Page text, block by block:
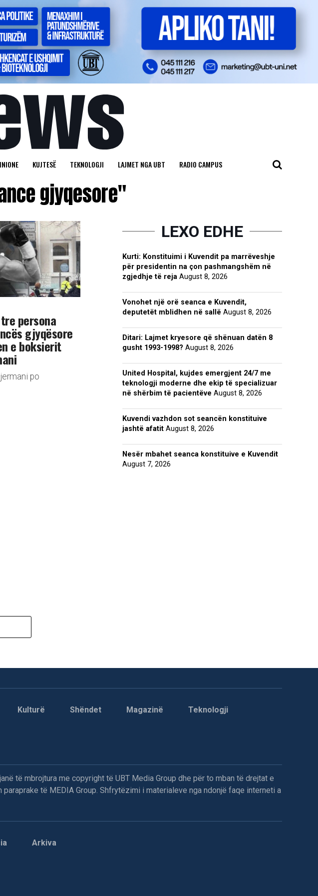
KUJTESË TEKNOLOGJI LAJMET NGA UBT RADIO CAMPUS
gjyqesore"
persona
gjyqësore
e boksierit
po
LEXO EDHE
Kurti: Konstituimi i Kuvendit pa marrëveshje
për presidentin na çon pashmangshëm në
zgjedhje të reja August 8, 2026
Vonohet një orë seanca e Kuvendit,
deputetët mblidhen në sallë August 8, 2026
Ditari: Lajmet kryesore që shënuan datën 8
gusht 1993-1998? August 8, 2026
United Hospital, kujdes emergjent 24/7 me
teknologji moderne dhe ekip të specializuar
në shërbim të pacientëve August 8, 2026
Kuvendi vazhdon sot seancën konstituive
jashtë afatit August 8, 2026
Nesër mbahet seanca konstituive e Kuvendit
August 7, 2026
Kulturë Shëndet Magazinë Teknologji
të mbrojtura me copyright të UBT Media Group dhe për to mban të drejtat e
të MEDIA Group. Shfrytëzimi i materialeve nga ndonjë faqe interneti a
Arkiva